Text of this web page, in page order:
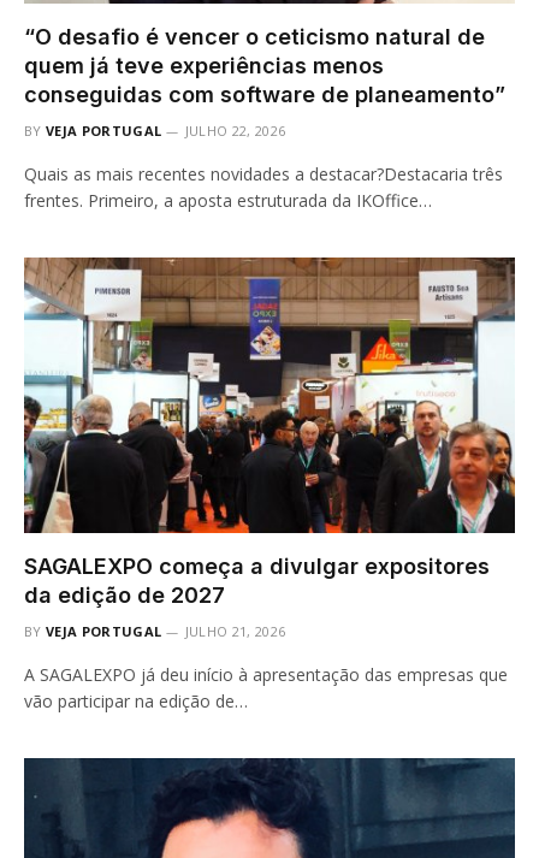
“O desafio é vencer o ceticismo natural de
quem já teve experiências menos
conseguidas com software de planeamento”
BY VEJA PORTUGAL JULHO 22, 2026
Quais as mais recentes novidades a destacar?Destacaria três
frentes. Primeiro, a aposta estruturada da IKOffice…
SAGALEXPO começa a divulgar expositores
da edição de 2027
BY VEJA PORTUGAL JULHO 21, 2026
A SAGALEXPO já deu início à apresentação das empresas que
vão participar na edição de…